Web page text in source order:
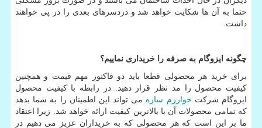
حتما به آن ها شکایت خواهد شد و دردسرهای بعدی را در پی خواهند
داشت.
چگونه ایزوگام به صرفه را خریداری نماییم؟
برای خرید هر محصولی قطعا باید دو فاکتور مهم قیمت و همچنین
کیفیت محصول را مد نظر قرار دهید. در رابطه با کیفیت محصول
ایزوگام شرکت خوارزم سازه می تواند این اطمینان را به شما بدهد
که تمامی محصولات آن با بالاترین کیفیت ارائه خواهد شد. زیرا اعتقاد
ما بر این است که هر محصولی که به خریداران عزیز می دهیم در